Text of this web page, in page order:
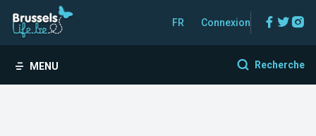
FR Connexion
MENU Recherche